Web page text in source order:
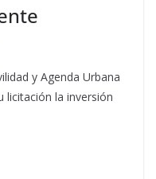
y Agenda Urbana
licitación la inversión